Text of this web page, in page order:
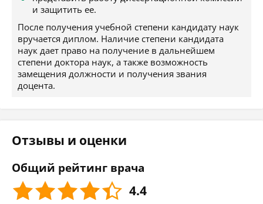
и защитить ее.
После получения учебной степени кандидату наук
вручается диплом. Наличие степени кандидата
наук дает право на получение в дальнейшем
степени доктора наук, а также возможность
замещения должности и получения звания
доцента.
Отзывы и оценки
Общий рейтинг врача
4.4